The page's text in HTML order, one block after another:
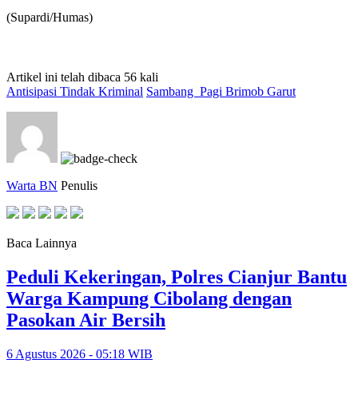
(Supardi/Humas)
Artikel ini telah dibaca 56 kali
Antisipasi Tindak Kriminal Sambang Pagi Brimob Garut
Warta BN Penulis
Baca Lainnya
Peduli Kekeringan, Polres Cianjur Bantu
Warga Kampung Cibolang dengan
Pasokan Air Bersih
6 Agustus 2026 - 05:18 WIB